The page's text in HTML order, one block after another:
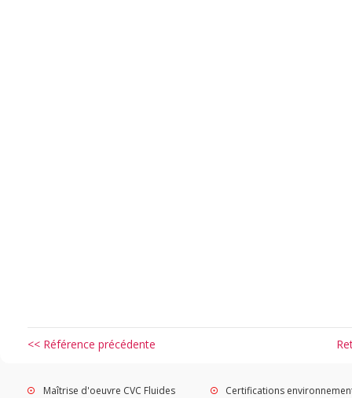
<< Référence précédente
Maîtrise d'oeuvre CVC Fluides
Certifications